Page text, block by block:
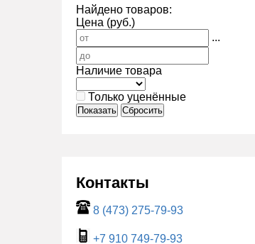
Найдено товаров:
Цена (руб.)
...
Наличие товара
Только уценённые
Показать Сбросить
Контакты
8 (473) 275-79-93
+7 910 749-79-93